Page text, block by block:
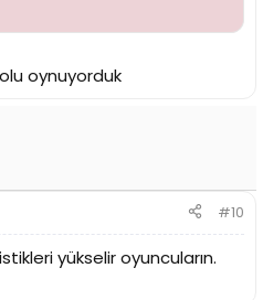
oynuyorduk
#10
yükselir oyuncuların.